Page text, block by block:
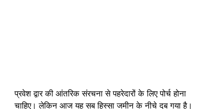
प्रवेश द्वार की आंतरिक संरचना से पहरेदारों के लिए पोर्च होना
चाहिए। लेकिन आज यह सब हिस्सा जमीन के नीचे दब गया है।